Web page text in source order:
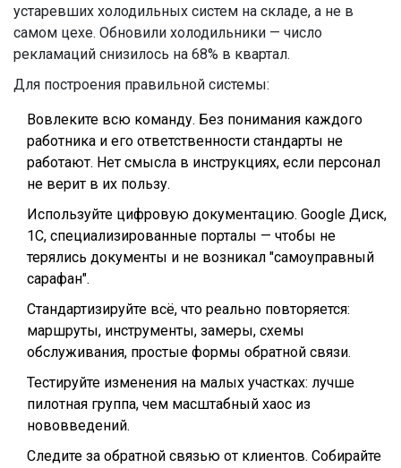
устаревших холодильных систем на складе, а не в
самом цехе. Обновили холодильники — число
рекламаций снизилось на 68% в квартал.
Для построения правильной системы:
Вовлеките всю команду. Без понимания каждого
работника и его ответственности стандарты не
работают. Нет смысла в инструкциях, если персонал
не верит в их пользу.
Используйте цифровую документацию. Google Диск,
1С, специализированные порталы — чтобы не
терялись документы и не возникал "самоуправный
сарафан".
Стандартизируйте всё, что реально повторяется:
маршруты, инструменты, замеры, схемы
обслуживания, простые формы обратной связи.
Тестируйте изменения на малых участках: лучше
пилотная группа, чем масштабный хаос из
нововведений.
Следите за обратной связью от клиентов. Собирайте